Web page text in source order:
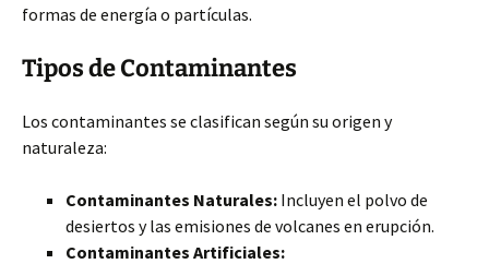
formas de energía o partículas.
Tipos de Contaminantes
Los contaminantes se clasifican según su origen y
naturaleza:
Contaminantes Naturales: Incluyen el polvo de
desiertos y las emisiones de volcanes en erupción.
Contaminantes Artificiales: